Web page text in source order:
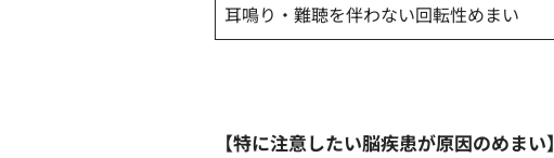
耳鳴り・難聴を伴わない回転性めまい
【特に注意したい脳疾患が原因のめまい】